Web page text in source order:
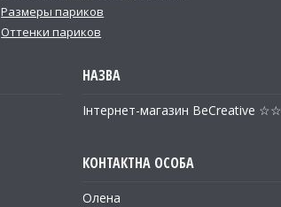
Размеры париков
Оттенки париков
Інтернет-магазин BeCreative ☆☆
Олена